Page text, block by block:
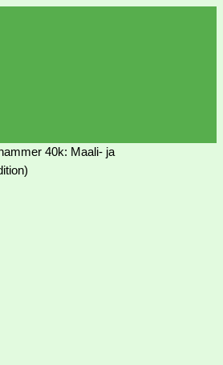
40k: Maali- ja